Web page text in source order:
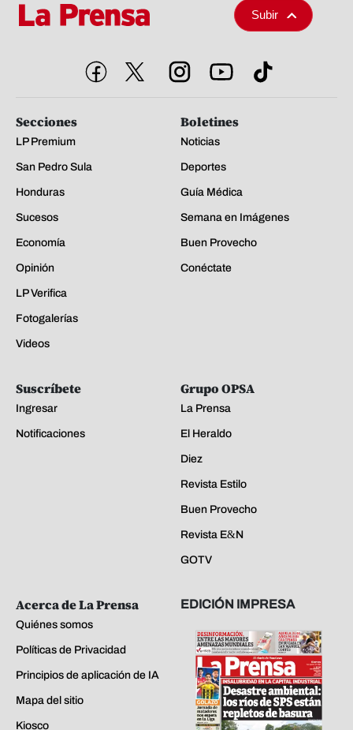
Subir
Secciones
LP Premium
San Pedro Sula
Honduras
Sucesos
Economía
Opinión
LP Verifica
Fotogalerías
Videos
Boletines
Noticias
Deportes
Guía Médica
Semana en Imágenes
Buen Provecho
Conéctate
Suscríbete
Ingresar
Notificaciones
Grupo OPSA
La Prensa
El Heraldo
Diez
Revista Estilo
Buen Provecho
Revista E&N
GOTV
Acerca de La Prensa
Quiénes somos
Políticas de Privacidad
Principios de aplicación de IA
Mapa del sitio
Kiosco
EDICIÓN IMPRESA